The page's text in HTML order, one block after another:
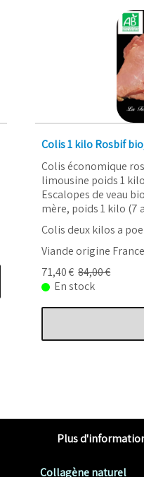
Colis 1 kilo Rosbif
Colis économique
limousine poids 1
Escalopes de veau
mère, poids 1 kilo (7
Colis deux kilos a
Viande origine France
71,40 € 84,00 €
En stock
Plus
Collagène naturel